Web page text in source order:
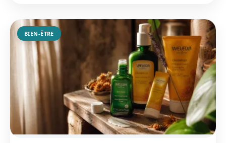
BIEN-ÊTRE